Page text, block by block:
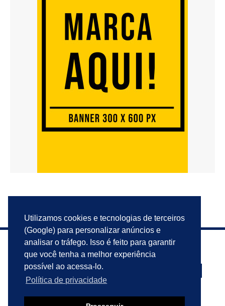
Utilizamos cookies e tecnologias de terceiros
(Google) para personalizar anúncios e
analisar o tráfego. Isso é feito para garantir
que você tenha a melhor experiência
possível ao acessa-lo.
Política de privacidade